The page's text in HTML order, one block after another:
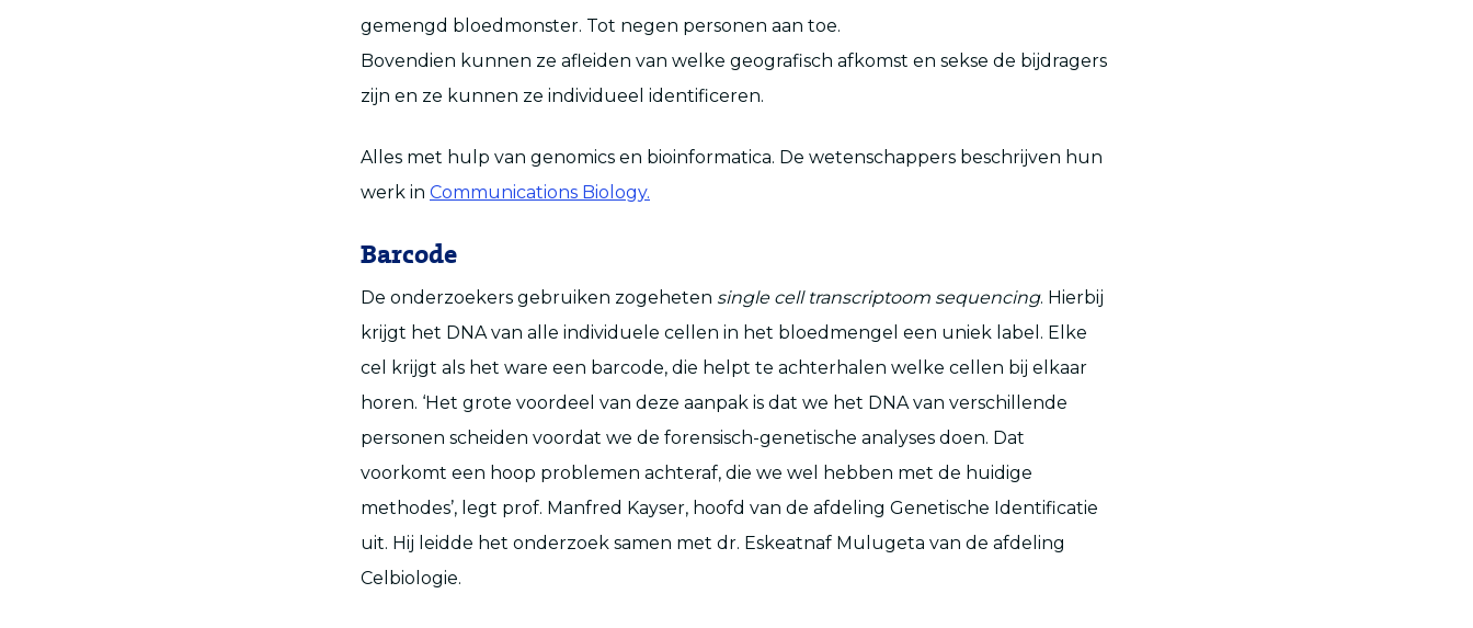
gemengd bloedmonster. Tot negen personen aan toe.
Bovendien kunnen ze afleiden van welke geografisch afkomst en sekse de bijdragers
zijn en ze kunnen ze individueel identificeren.
Alles met hulp van genomics en bioinformatica. De wetenschappers beschrijven hun
werk in Communications Biology.
Barcode
De onderzoekers gebruiken zogeheten single cell transcriptoom sequencing. Hierbij
krijgt het DNA van alle individuele cellen in het bloedmengel een uniek label. Elke
cel krijgt als het ware een barcode, die helpt te achterhalen welke cellen bij elkaar
horen. ‘Het grote voordeel van deze aanpak is dat we het DNA van verschillende
personen scheiden voordat we de forensisch-genetische analyses doen. Dat
voorkomt een hoop problemen achteraf, die we wel hebben met de huidige
methodes’, legt prof. Manfred Kayser, hoofd van de afdeling Genetische Identificatie
uit. Hij leidde het onderzoek samen met dr. Eskeatnaf Mulugeta van de afdeling
Celbiologie.